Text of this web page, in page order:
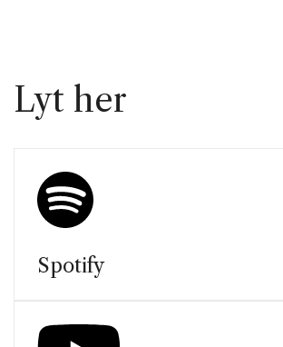
Lyt her
Spotify